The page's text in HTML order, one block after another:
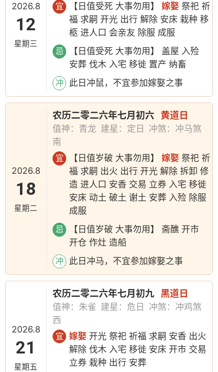
2026.8
12
星期三
宜 【日值受死 大事勿用】嫁娶 祭祀 祈
福 求嗣 开光 出行 解除 安床 栽种 移
柩 进人口 会亲友 除服 成服
忌
【日值受死 大事勿用】 盖屋 入殓
安葬 伐木 入宅 移徙 置产 纳畜
冲 此日冲鼠，不宜参加嫁娶之事
2026.8
18
星期二
农历二零二六年七月初六 黄道日
值神：青龙 建星：定日
冲煞：冲马煞
南
宜 【日值岁破 大事勿用】嫁娶 祭祀 祈
福 求嗣 出火 出行 开光 解除 拆卸 修
造 进人口 安香 交易 立券 入宅 移徙
安床 动土 破土 谢土 安葬 入殓 除服
成服
忌
【日值岁破 大事勿用】 斋醮 开市
开仓 作灶 造船
冲 此日冲马，不宜参加嫁娶之事
2026.8
21
星期五
农历二零二六年七月初九 黑道日
值神：朱雀 建星：危日
冲煞：冲鸡煞
西
宜 嫁娶 开光 祭祀 祈福 求嗣 安香 出火
解除 伐木 入宅 移徙 安床 开市 交易
立券 栽种 出行 安葬